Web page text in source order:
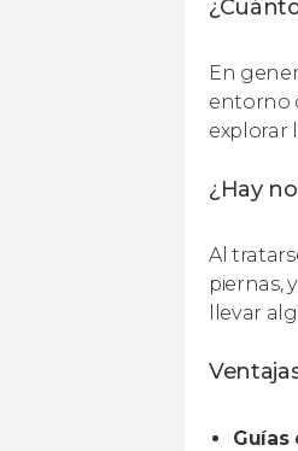
En
entorno
explorar
¿Hay
Al
piernas,
llevar
Guías